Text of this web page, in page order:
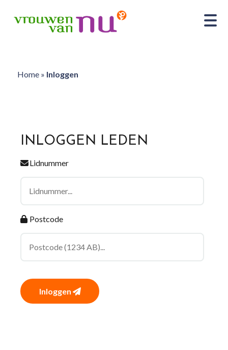
Home» Inloggen
INLOGGEN LEDEN
Lidnummer
Postcode
Inloggen